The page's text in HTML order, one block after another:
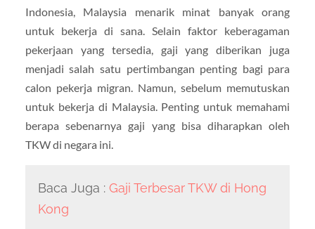
Indonesia, Malaysia menarik minat banyak orang
untuk bekerja di sana. Selain faktor keberagaman
pekerjaan yang tersedia, gaji yang diberikan juga
menjadi salah satu pertimbangan penting bagi para
calon pekerja migran. Namun, sebelum memutuskan
untuk bekerja di Malaysia. Penting untuk memahami
berapa sebenarnya gaji yang bisa diharapkan oleh
TKW di negara ini.
Baca Juga : Gaji Terbesar TKW di Hong
Kong